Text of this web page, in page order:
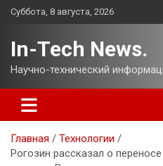
Перейти
Суббота, 8 августа, 2026
In-Tech News.
Научно-технический
Главная
Технологии
Рогозин рассказал о